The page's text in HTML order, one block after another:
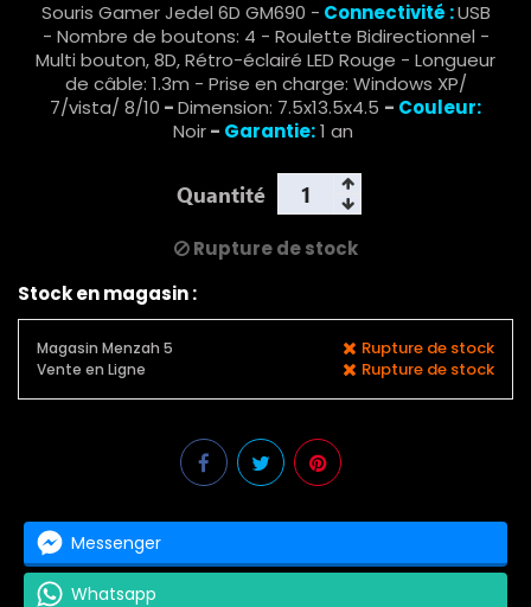
Souris Gamer Jedel 6D GM690 - Connectivité :USB
- Nombre de boutons: 4 - Roulette Bidirectionnel -
Multi bouton, 8D, Rétro-éclairé LED Rouge - Longueur
de câble: 1.3m - Prise en charge: Windows XP/
7/vista/ 8/10 -Dimension: 7.5x13.5x4.5 - Couleur:
Noir- Garantie:1 an
Quantité
Rupture de stock
Stock en magasin :
Magasin Menzah 5 Rupture de stock
Vente en Ligne Rupture de stock
Messenger
Whatsapp